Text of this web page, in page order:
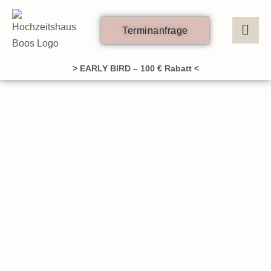
Zum
Inhalt
springen
Terminanfrage
> EARLY BIRD – 100 € Rabatt <